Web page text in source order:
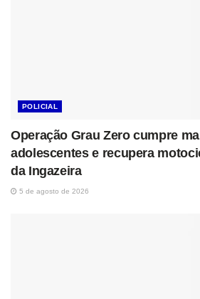
POLICIAL
Operação Grau Zero cumpre
adolescentes e recupera
da Ingazeira
5 de agosto de 2026